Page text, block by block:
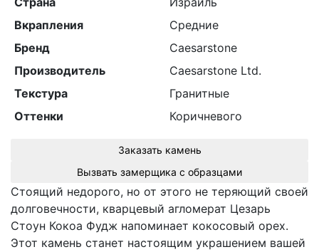
Вкрапления
Средние
Бренд
Caesarstone
Производитель
Caesarstone Ltd.
Текстура
Гранитные
Оттенки
Коричневого
Заказать камень
Вызвать замерщика с образцами
Стоящий недорого, но от этого не теряющий своей
долговечности, кварцевый агломерат Цезарь
Стоун Кокоа Фудж напоминает кокосовый орех.
Этот камень станет настоящим украшением вашей